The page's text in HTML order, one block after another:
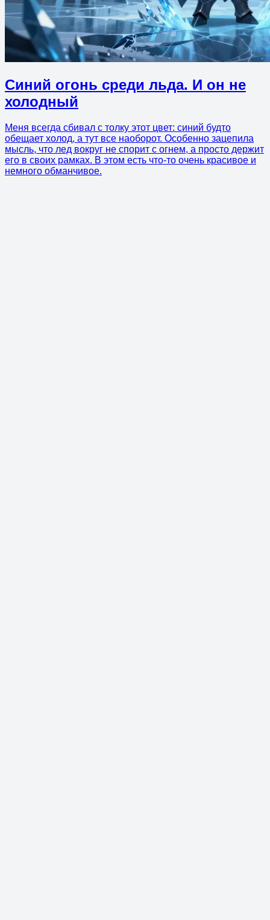
Синий огонь среди льда. И он не
холодный
Меня всегда сбивал с толку этот цвет: синий будто
обещает холод, а тут все наоборот. Особенно зацепила
мысль, что лед вокруг не спорит с огнем, а просто держит
его в своих рамках. В этом есть что-то очень красивое и
немного обманчивое.